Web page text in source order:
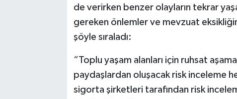
de verirken benzer olayların tekrar
gereken önlemler ve mevzuat
şöyle sıraladı:
“Toplu yaşam alanları için ruhsat
paydaşlardan oluşacak risk inceleme
sigorta şirketleri tarafından risk